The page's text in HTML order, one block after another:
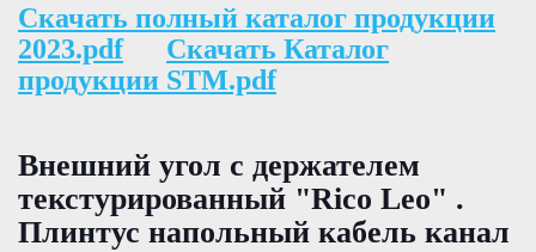
Скачать полный каталог продукции
2023.pdf
Скачать Каталог
продукции STM.pdf
Внешний угол с держателем
текстурированный "Rico Leo" .
Плинтус напольный кабель канал